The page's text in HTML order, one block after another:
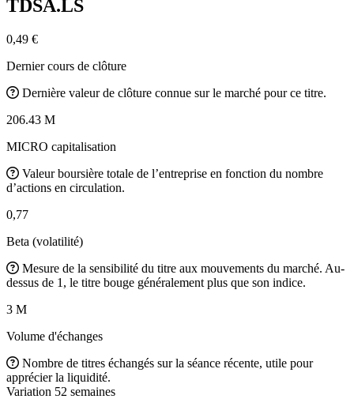
TDSA.LS
0,49 €
Dernier cours de clôture
Dernière valeur de clôture connue sur le marché pour ce titre.
206.43 M
MICRO capitalisation
Valeur boursière totale de l’entreprise en fonction du nombre
d’actions en circulation.
0,77
Beta (volatilité)
Mesure de la sensibilité du titre aux mouvements du marché. Au-
dessus de 1, le titre bouge généralement plus que son indice.
3 M
Volume d'échanges
Nombre de titres échangés sur la séance récente, utile pour
apprécier la liquidité.
Variation 52 semaines